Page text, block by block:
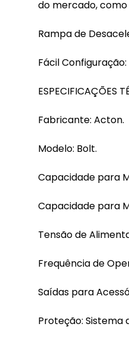
do mercado, como
Rampa de
Fácil
ESPECIFICAÇÕES
Fabricante: Acton.
Modelo: Bolt.
Capacidade para
Capacidade para
Tensão de
Frequência de
Saídas para
Proteção: